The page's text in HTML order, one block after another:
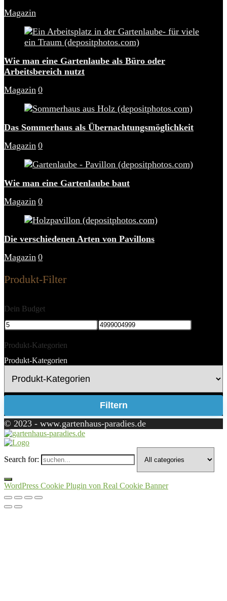
Magazin
Wie man eine Gartenlaube als Büro oder
Arbeitsbereich nutzt
Magazin 0
Das Sommerhaus als Übernachtungsmöglichkeit
Magazin 0
Wie man eine Gartenlaube baut
Magazin 0
Die verschiedenen Arten von Pavillons
Magazin 0
Produkt-Filter
Dein Budget
Produkt-Kategorien
Produkt-Kategorien
Filtern
© 2023 - www.gartenhaus-paradies.de
Search for:
WordPress Cookie Plugin von Real Cookie Banner